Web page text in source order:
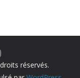
réservés.